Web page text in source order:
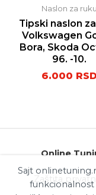
Naslon za ruku
Tipski naslon
Volkswagen
Bora, Skoda
96. -10.
6.000 RSD
Online
Zaštita
Sajt
funkcionalnost